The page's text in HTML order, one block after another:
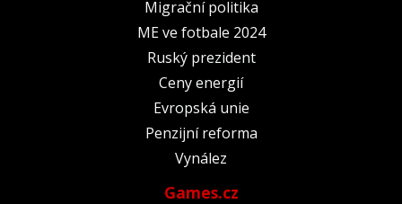
Migrační politika
ME ve fotbale 2024
Ruský prezident
Ceny energií
Evropská unie
Penzijní reforma
Vynález
Games.cz